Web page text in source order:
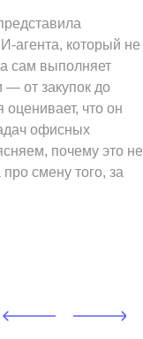
агента, который не
а сам выполняет
— от закупок до
оценивает, что он
офисных
почему это не
смену того, за